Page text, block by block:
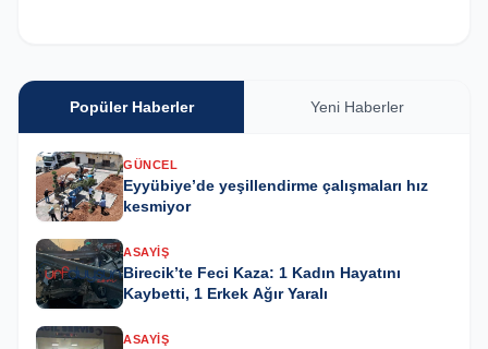
Popüler Haberler Yeni Haberler
GÜNCEL
Eyyübiye’de yeşillendirme çalışmaları hız
kesmiyor
ASAYIŞ
Birecik’te Feci Kaza: 1 Kadın Hayatını
Kaybetti, 1 Erkek Ağır Yaralı
ASAYIŞ